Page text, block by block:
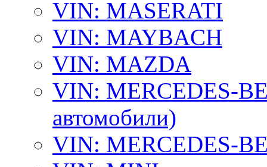
VIN: MASERATI
VIN: MAYBACH
VIN: MAZDA
VIN: MERCEDES-
автомобили)
VIN: MERCEDES-